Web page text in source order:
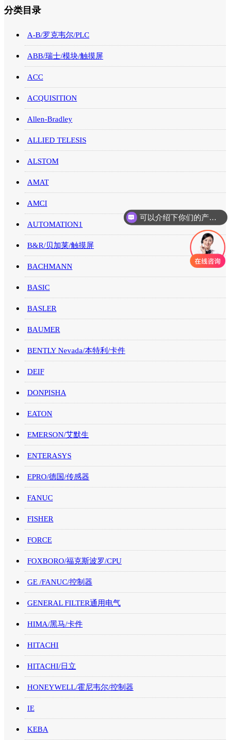
分类目录
A-B/罗克韦尔/PLC
ABB/瑞士/模块/触摸屏
ACC
ACQUISITION
Allen-Bradley
ALLIED TELESIS
ALSTOM
AMAT
AMCI
AUTOMATION1
B&R/贝加莱/触摸屏
BACHMANN
BASIC
BASLER
BAUMER
BENTLY Nevada/本特利/卡件
DEIF
DONPISHA
EATON
EMERSON/艾默生
ENTERASYS
EPRO/德国/传感器
FANUC
FISHER
FORCE
FOXBORO/福克斯波罗/CPU
GE /FANUC/控制器
GENERAL FILTER通用电气
HIMA/黑马/卡件
HITACHI
HITACHI/日立
HONEYWELL/霍尼韦尔/控制器
IE
KEBA
可以介绍下你们的产品么